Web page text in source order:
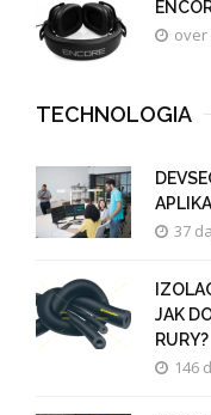
over
TECHNOLOGIA
37
JAK
RURY?
146